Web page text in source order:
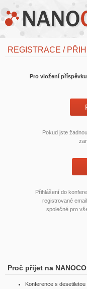
REGISTRACE /
Pro vložení
Pokud jste
Přihlášení do
registrované
společné pro
Proč přijet na
Konference s